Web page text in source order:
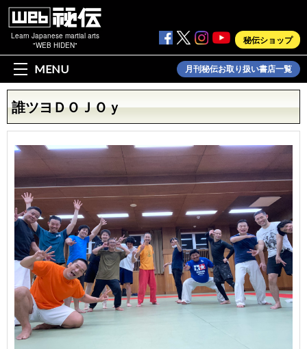
Learn Japanese martial arts
"WEB HIDEN"
秘伝ショップ
MENU 月刊秘伝お取り扱い書店一覧
誰ツヨＤＯＪＯｙ